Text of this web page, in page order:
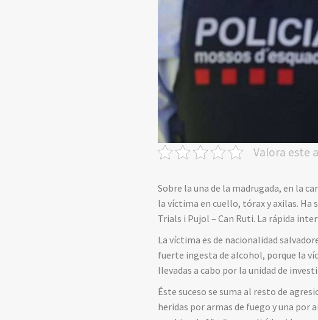
Valora este
Sobre la una de la madrugada, en la
la víctima en cuello, tórax y axilas. Ha
Trials i Pujol – Can Ruti. La rápida
La víctima es de nacionalidad
fuerte ingesta de alcohol, porque la
llevadas a cabo por la unidad de
Éste suceso se suma al resto de
heridas por armas de fuego y una